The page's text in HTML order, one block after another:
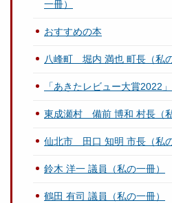
一冊）
おすすめの本
八峰町 堀内 満也 町長（私の
「あきたレビュー大賞2022
東成瀬村 備前 博和 村長（私
仙北市 田口 知明 市長（私の
鈴木 洋一 議員（私の一冊）
鶴田 有司 議員（私の一冊）